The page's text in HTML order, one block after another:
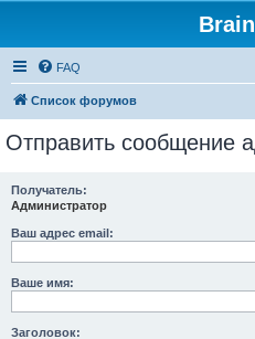
FAQ
Список форумов
Отправить сообщение
Получатель:
Администратор
Ваш адрес email:
Ваше имя:
Заголовок: